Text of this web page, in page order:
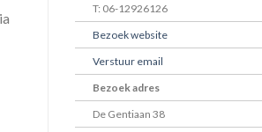
T: 06-12926126
Bezoek website
Verstuur email
Bezoek adres
De Gentiaan 38